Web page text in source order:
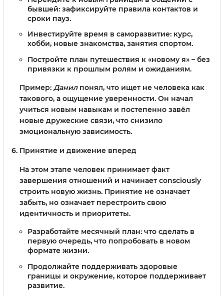
бывшей: зафиксируйте правила контактов и
сроки пауз.
Инвестируйте время в саморазвитие: курс,
хобби, новые знакомства, занятия спортом.
Постройте план путешествия к «новому я» – без
привязки к прошлым ролям и ожиданиям.
Пример: Данилпонял, что ищет не человека как
такового, а ощущение уверенности. Он начал
учиться новым навыкам и постепенно завёл
новые дружеские связи, что снизило
эмоциональную зависимость.
Принятие и движение вперед
На этом этапе человек принимает факт
завершения отношений и начинает consciously
строить новую жизнь. Принятие не означает
забыть, но означает перестроить свою
идентичность и приоритеты.
Разработайте месячный план: что сделать в
первую очередь, что попробовать в новом
формате жизни.
Продолжайте поддерживать здоровые
границы и окружение, которое поддерживает
развитие.